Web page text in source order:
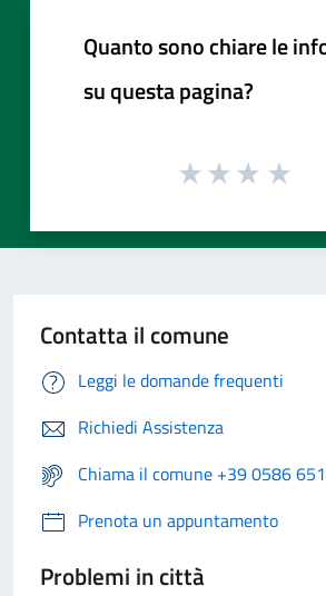
Quanto sono chiare le
su questa pagina?
Contatta il comune
Leggi le domande frequenti
Richiedi Assistenza
Chiama il comune +39 0586
Prenota un appuntamento
Problemi in città